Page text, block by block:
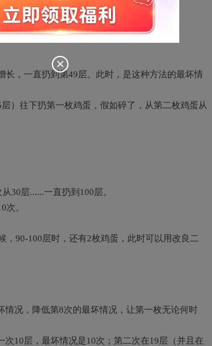
，一直扔到第49层。此时，是这种方法的最坏情
）往下扔第一枚鸡蛋，假如碎了，从第二枚鸡蛋从
30层......一直扔到100层。
次。
90-100层时，还有2枚鸡蛋，此时可以用改良二
况，降低第8次的最坏情况，让第一枚无论何时
10层，最坏情况是10次；第二次在19层（并且在